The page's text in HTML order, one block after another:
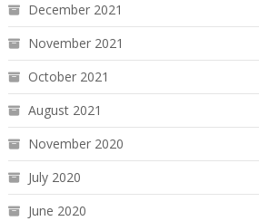
December 2021
November 2021
October 2021
August 2021
November 2020
July 2020
June 2020